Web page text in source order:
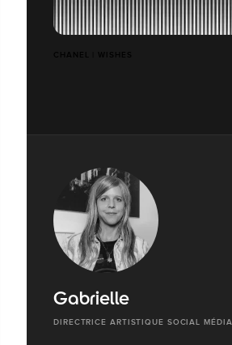
CHANEL | WISHES
Gabrielle
DIRECTRICE ARTISTIQUE SOCIAL MÉDIA